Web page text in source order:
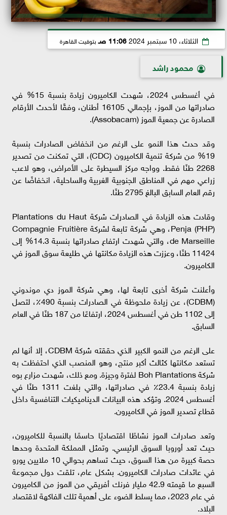
الثلاثاء، 10 سبتمبر 2024 11:06 صـ بتوقيت القاهرة
محمود راشد
في أغسطس 2024، شهدت الكاميرون زيادة بنسبة 15% في
صادراتها من الموز، بإجمالي 16105 أطنان، وفقًا لأحدث الأرقام
الصادرة عن جمعية الموز (Assobacam).
وقد حدث هذا النمو على الرغم من انخفاض الصادرات بنسبة
19% من شركة تنمية الكاميرون (CDC)، التي تمكنت من تصدير
2268 طنًا فقط. وواجه مركز السيطرة على الأمراض، وهو لاعب
زراعي مهم في المناطق الجنوبية الغربية والساحلية، انخفاضًا عن
رقم العام السابق البالغ 2795 طنًا.
وقادت هذه الزيادة في الصادرات شركة Plantations du Haut
Penja (PHP)، وهي شركة تابعة لشركة Compagnie Fruitière
de Marseille، والتي شهدت ارتفاع صادراتها بنسبة 14.3% إلى
11424 طنًا، وعززت هذه الزيادة مكانتها في طليعة سوق الموز في
الكاميرون.
وأعلنت شركة أخرى تابعة لها، وهي شركة الموز دي موندوني
(CDBM)، عن زيادة ملحوظة في الصادرات بنسبة 490٪، لتصل
إلى 1102 طن في أغسطس 2024، ارتفاعًا من 187 طنًا في العام
السابق.
على الرغم من النمو الكبير الذي حققته شركة CDBM، إلا أنها لم
تستعد مكانتها كثالث أكبر منتج، وهو المنصب الذي احتفظت به
شركة Boh Plantations لفترة وجيزة. ومع ذلك، شهدت مزارع بوه
زيادة بنسبة 23.4٪ في صادراتها، والتي بلغت 1311 طنًا في
أغسطس 2024. وتؤكد هذه البيانات الديناميكيات التنافسية داخل
قطاع تصدير الموز في الكاميرون.
وتعد صادرات الموز نشاطًا اقتصاديًا حاسمًا بالنسبة للكاميرون،
حيث تعد أوروبا السوق الرئيسي. وتمثل المملكة المتحدة وحدها
حصة كبيرة من هذا السوق، حيث تساهم بحوالي 10 ملايين يورو
في عائدات صادرات الكاميرون. بشكل عام، تلقت دول مجموعة
السبع ما قيمته 42.9 مليار فرنك أفريقي من الموز من الكاميرون
في عام 2023، مما يسلط الضوء على أهمية تلك الفاكهة لاقتصاد
البلاد.